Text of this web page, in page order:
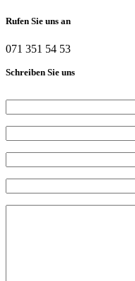
Rufen Sie uns an
071 351 54 53
Schreiben Sie uns